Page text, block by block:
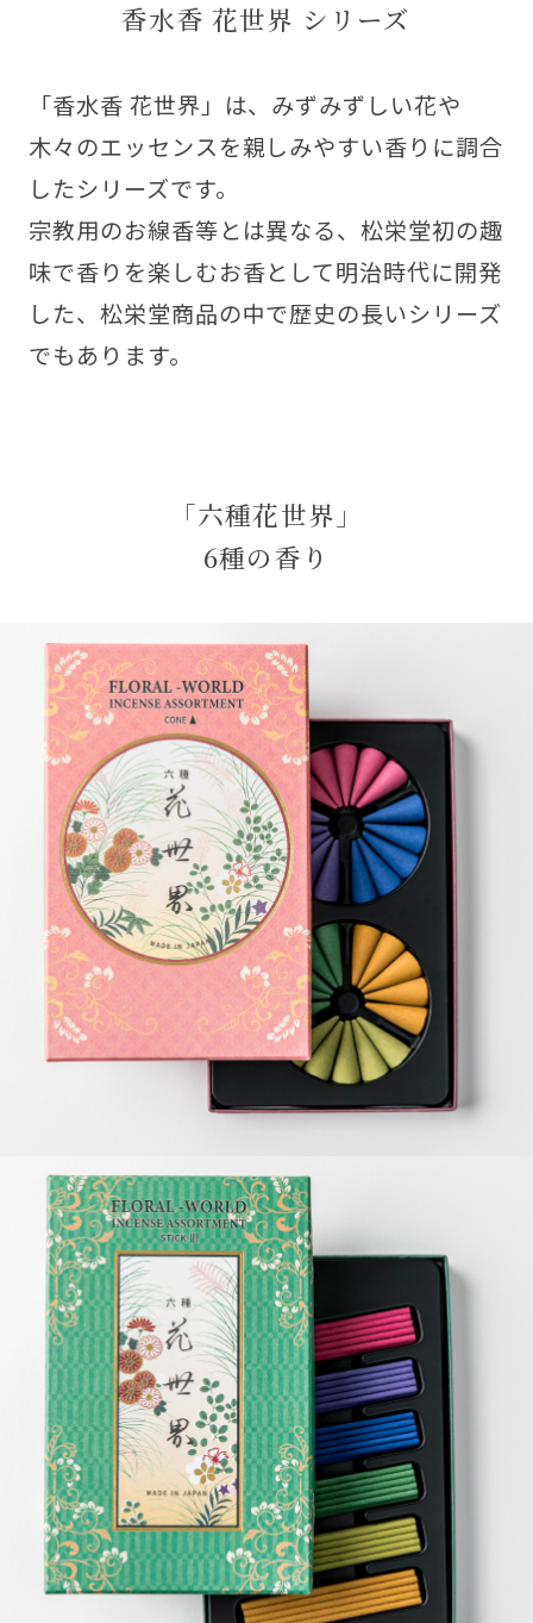
香水香 花世界 シリーズ
「香水香 花世界」は、みずみずしい花や
木々のエッセンスを親しみやすい香りに調合
したシリーズです。
宗教用のお線香等とは異なる、松栄堂初の趣
味で香りを楽しむお香として明治時代に開発
した、松栄堂商品の中で歴史の長いシリーズ
でもあります。
「六種花世界」
6種の香り